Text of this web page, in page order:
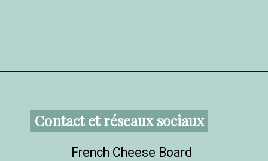
Contact et réseaux sociaux
French Cheese Board